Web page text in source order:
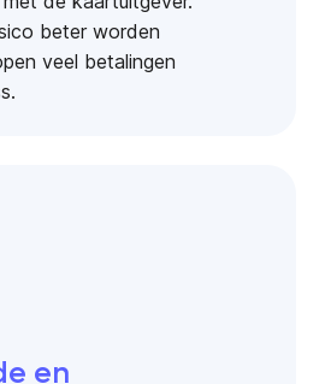
beter worden
veel betalingen
en